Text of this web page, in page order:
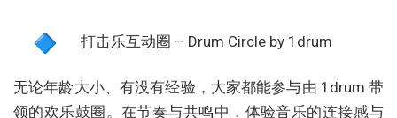
打击乐互动圈 – Drum Circle by 1drum
无论年龄大小、有没有经验，大家都能参与由 1drum 带
领的欢乐鼓圈。在节奏与共鸣中，体验音乐的连接感与